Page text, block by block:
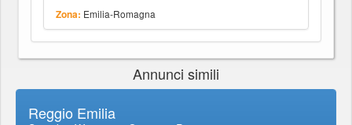
Zona: Emilia-Romagna
Annunci simili
Reggio Emilia